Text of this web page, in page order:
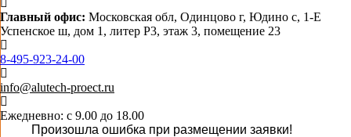
Главный офис: Московская обл, Одинцово г, Юдино с, 1-Е
Успенское ш, дом 1, литер Р3, этаж 3, помещение 23
8-495-923-24-00
info@alutech-proect.ru
Ежедневно: с 9.00 до 18.00
Произошла ошибка при размещении заявки!